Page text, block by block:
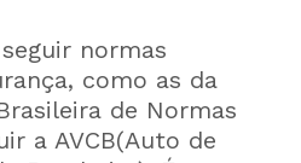
normas
como as da
de Normas
a AVCB(Auto de